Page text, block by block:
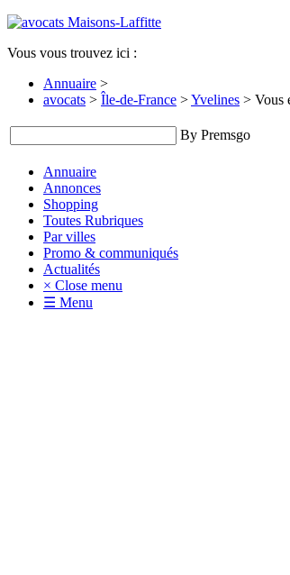
Vous vous trouvez ici :
Annuaire >
avocats > Île-de-France >Yvelines > Vous
By Premsgo
Annuaire
Annonces
Shopping
Toutes Rubriques
Par villes
Promo & communiqués
Actualités
× Close menu
☰ Menu